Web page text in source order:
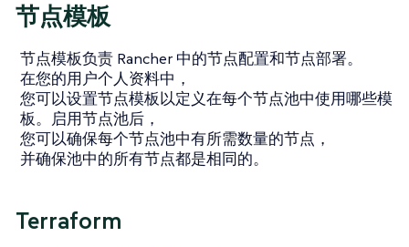
节点模板
节点模板负责 Rancher 中的节点配置和节点部署。
在您的用户个人资料中，
您可以设置节点模板以定义在每个节点池中使用哪些模
板。启用节点池后，
您可以确保每个节点池中有所需数量的节点，
并确保池中的所有节点都是相同的。
Terraform